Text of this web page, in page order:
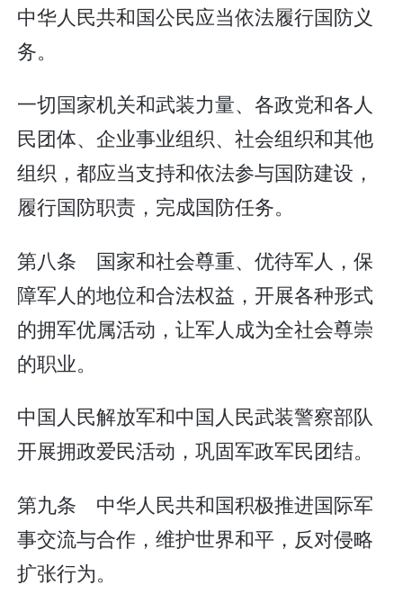
中华人民共和国公民应当依法履行国防义
务。
一切国家机关和武装力量、各政党和各人
民团体、企业事业组织、社会组织和其他
组织，都应当支持和依法参与国防建设，
履行国防职责，完成国防任务。
第八条 国家和社会尊重、优待军人，保
障军人的地位和合法权益，开展各种形式
的拥军优属活动，让军人成为全社会尊崇
的职业。
中国人民解放军和中国人民武装警察部队
开展拥政爱民活动，巩固军政军民团结。
第九条 中华人民共和国积极推进国际军
事交流与合作，维护世界和平，反对侵略
扩张行为。